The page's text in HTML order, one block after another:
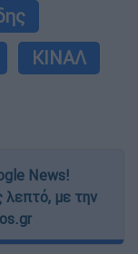
ΚΙΝΑΛ
News!
λεπτό, με την